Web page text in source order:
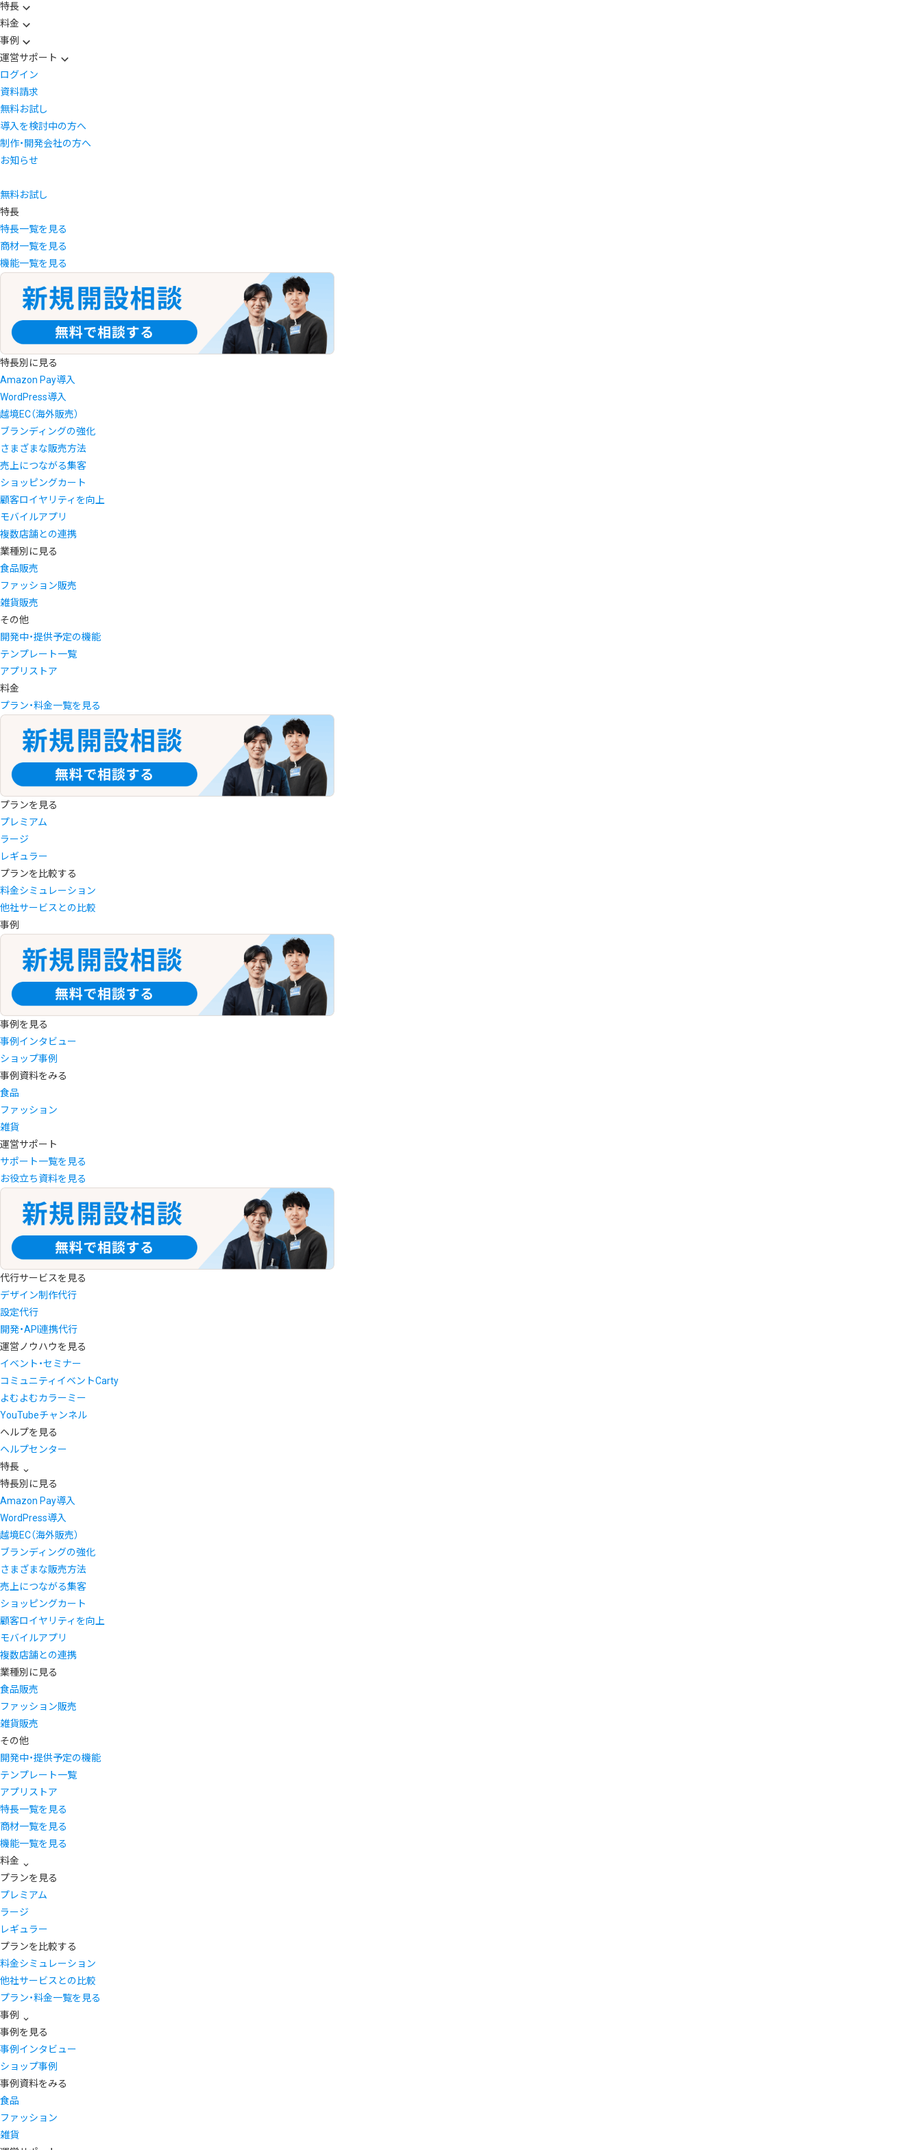
特長
料金
事例
運営サポート
ログイン
資料請求
無料お試し
導入を検討中の方へ
制作・開発会社の方へ
お知らせ
無料お試し
特長
特長一覧を見る
商材一覧を見る
機能一覧を見る
特長別に見る
Amazon Pay導入
WordPress導入
越境EC（海外販売）
ブランディングの強化
さまざまな販売方法
売上につながる集客
ショッピングカート
顧客ロイヤリティを向上
モバイルアプリ
複数店舗との連携
業種別に見る
食品販売
ファッション販売
雑貨販売
その他
開発中・提供予定の機能
テンプレート一覧
アプリストア
料金
プラン・料金一覧を見る
プランを見る
プレミアム
ラージ
レギュラー
プランを比較する
料金シミュレーション
他社サービスとの比較
事例
事例を見る
事例インタビュー
ショップ事例
事例資料をみる
食品
ファッション
雑貨
運営サポート
サポート一覧を見る
お役立ち資料を見る
代行サービスを見る
デザイン制作代行
設定代行
開発・API連携代行
運営ノウハウを見る
イベント・セミナー
コミュニティイベントCarty
よむよむカラーミー
YouTubeチャンネル
ヘルプを見る
ヘルプセンター
特長
特長別に見る
Amazon Pay導入
WordPress導入
越境EC（海外販売）
ブランディングの強化
さまざまな販売方法
売上につながる集客
ショッピングカート
顧客ロイヤリティを向上
モバイルアプリ
複数店舗との連携
業種別に見る
食品販売
ファッション販売
雑貨販売
その他
開発中・提供予定の機能
テンプレート一覧
アプリストア
特長一覧を見る
商材一覧を見る
機能一覧を見る
料金
プランを見る
プレミアム
ラージ
レギュラー
プランを比較する
料金シミュレーション
他社サービスとの比較
プラン・料金一覧を見る
事例
事例を見る
事例インタビュー
ショップ事例
事例資料をみる
食品
ファッション
雑貨